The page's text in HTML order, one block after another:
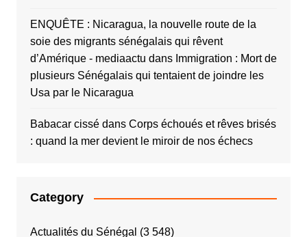
ENQUÊTE : Nicaragua, la nouvelle route de la
soie des migrants sénégalais qui rêvent
d’Amérique - mediaactu dans Immigration : Mort de
plusieurs Sénégalais qui tentaient de joindre les
Usa par le Nicaragua
Babacar cissédans Corps échoués et rêves brisés
: quand la mer devient le miroir de nos échecs
Category
Actualités du Sénégal (3 548)